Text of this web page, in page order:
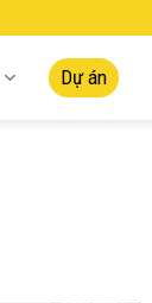
Dự án